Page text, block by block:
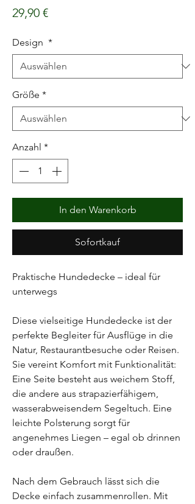
29,90 €Preis
Design *
Größe *
Anzahl *
In den Warenkorb
Sofortkauf
Praktische Hundedecke – ideal für
unterwegs
Diese vielseitige Hundedecke ist der
perfekte Begleiter für Ausflüge in die
Natur, Restaurantbesuche oder Reisen.
Sie vereint Komfort mit Funktionalität:
Eine Seite besteht aus weichem Stoff,
die andere aus strapazierfähigem,
wasserabweisendem Segeltuch. Eine
leichte Polsterung sorgt für
angenehmes Liegen – egal ob drinnen
oder draußen.
Nach dem Gebrauch lässt sich die
Decke einfach zusammenrollen. Mit